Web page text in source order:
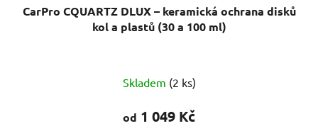
CarPro CQUARTZ DLUX – keramická ochrana disků
kol a plastů (30 a 100 ml)
hodnocení
produktu
Skladem (2 ks)
od 1 049 Kč